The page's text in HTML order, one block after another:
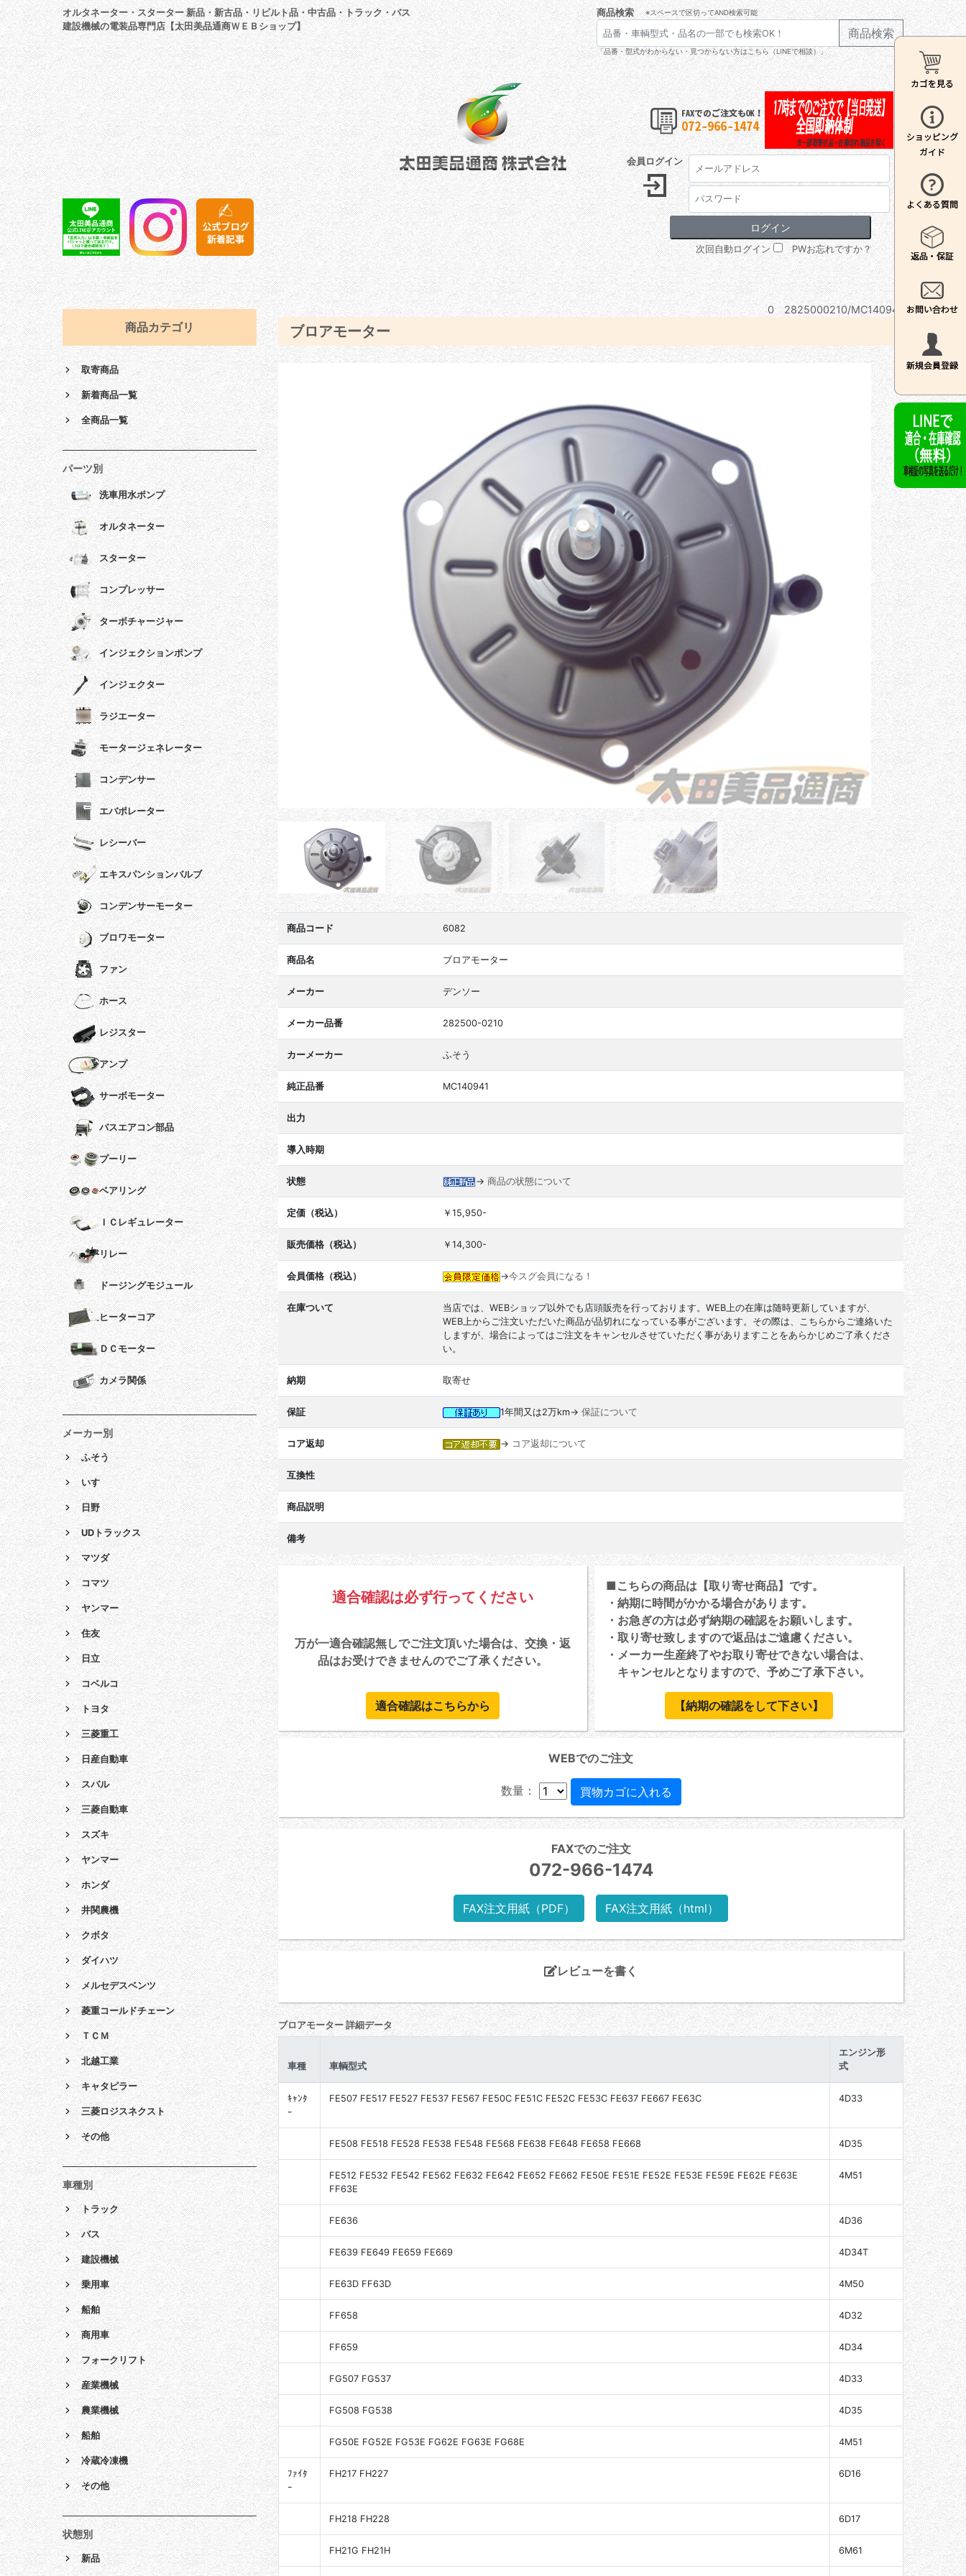
オルタネーター・スターター 新品・新古品・リビルト品・中古品・トラック・バス
建設機械の電装品専門店【太田美品通商ＷＥＢショップ】
商品検索 ※スペースで区切ってAND検索可能
商品検索
「品番・型式がわからない・見つからない方はこちら（LINEで相談）」
会員ログイン
次回自動ログイン PWお忘れですか？
0 2825000210/MC140941
ブロアモーター
商品コード 6082
商品名 ブロアモーター
メーカー デンソー
メーカー品番 282500-0210
カーメーカー ふそう
純正品番 MC140941
出力
導入時期
状態 → 商品の状態について
定価（税込） ￥15,950-
販売価格（税込） ￥14,300-
会員価格（税込） →今スグ会員になる！
在庫ついて
当店では、WEBショップ以外でも店頭販売を行っております。WEB上の在庫は随時更新していますが、
WEB上からご注文いただいた商品が品切れになっている事がございます。その際は、こちらからご連絡いた
しますが、場合によってはご注文をキャンセルさせていただく事がありますことをあらかじめご了承くださ
い。
納期 取寄せ
保証 1年間又は2万km→ 保証について
コア返却 → コア返却について
互換性
商品説明
備考
適合確認は必ず行ってください
万が一適合確認無しでご注文頂いた場合は、交換・返
品はお受けできませんのでご了承ください。
適合確認はこちらから
■こちらの商品は【取り寄せ商品】です。
・納期に時間がかかる場合があります。
・お急ぎの方は必ず納期の確認をお願いします。
・取り寄せ致しますので返品はご遠慮ください。
・メーカー生産終了やお取り寄せできない場合は、
キャンセルとなりますので、予めご了承下さい。
【納期の確認をして下さい】
WEBでのご注文
数量：
FAXでのご注文
072-966-1474
FAX注文用紙（PDF） FAX注文用紙（html）
レビューを書く
ブロアモーター 詳細データ
車種 車輌型式
エンジン形
式
ｷｬﾝﾀ
ｰ
FE507 FE517 FE527 FE537 FE567 FE50C FE51C FE52C FE53C FE637 FE667 FE63C 4D33
FE508 FE518 FE528 FE538 FE548 FE568 FE638 FE648 FE658 FE668 4D35
FE512 FE532 FE542 FE562 FE632 FE642 FE652 FE662 FE50E FE51E FE52E FE53E FE59E FE62E FE63E
FF63E
4M51
FE636 4D36
FE639 FE649 FE659 FE669 4D34T
FE63D FF63D 4M50
FF658 4D32
FF659 4D34
FG507 FG537 4D33
FG508 FG538 4D35
FG50E FG52E FG53E FG62E FG63E FG68E 4M51
ﾌｧｲﾀ
ｰ
FH217 FH227 6D16
FH218 FH228 6D17
FH21G FH21H 6M61
商品カテゴリ
取寄商品
新着商品一覧
全商品一覧
パーツ別
洗車用水ポンプ
オルタネーター
スターター
コンプレッサー
ターボチャージャー
インジェクションポンプ
インジェクター
ラジエーター
モータージェネレーター
コンデンサー
エバポレーター
レシーバー
エキスパンションバルブ
コンデンサーモーター
ブロワモーター
ファン
ホース
レジスター
アンプ
サーボモーター
バスエアコン部品
プーリー
ベアリング
ＩＣレギュレーター
リレー
ドージングモジュール
ヒーターコア
ＤＣモーター
カメラ関係
メーカー別
ふそう
いすゞ
日野
UDトラックス
マツダ
コマツ
ヤンマー
住友
日立
コベルコ
トヨタ
三菱重工
日産自動車
スバル
三菱自動車
スズキ
ヤンマー
ホンダ
井関農機
クボタ
ダイハツ
メルセデスベンツ
菱重コールドチェーン
ＴＣＭ
北越工業
キャタピラー
三菱ロジスネクスト
その他
車種別
トラック
バス
建設機械
乗用車
船舶
商用車
フォークリフト
産業機械
農業機械
船舶
冷蔵冷凍機
その他
状態別
新品